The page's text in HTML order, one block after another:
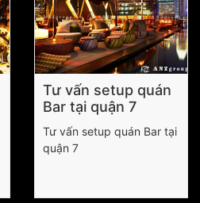
Tư vấn setup quán
Bar tại quận 7
Tư vấn setup quán Bar tại
quận 7